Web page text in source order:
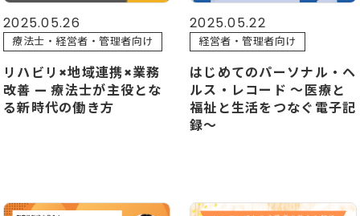
2025.05.26
療法士・経営者・管理者向け
リハビリ×地域連携×業務
改善 — 療法士が主役とな
る新時代の働き方
2025.05.22
経営者・管理者向け
はじめてのパーソナル・ヘ
ルス・レコード ～医療と
福祉と生活をつなぐ電子記
録～